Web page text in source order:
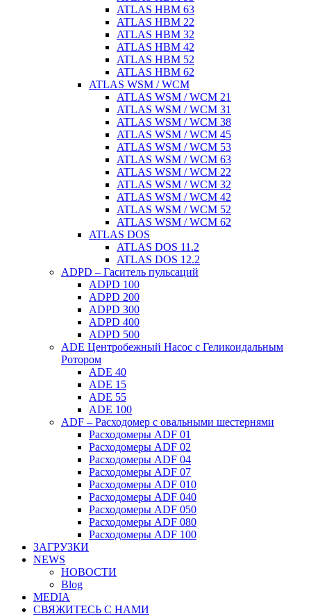
ATLAS HBM 63
ATLAS HBM 22
ATLAS HBM 32
ATLAS HBM 42
ATLAS HBM 52
ATLAS HBM 62
ATLAS WSM / WCM
ATLAS WSM / WCM 21
ATLAS WSM / WCM 31
ATLAS WSM / WCM 38
ATLAS WSM / WCM 45
ATLAS WSM / WCM 53
ATLAS WSM / WCM 63
ATLAS WSM / WCM 22
ATLAS WSM / WCM 32
ATLAS WSM / WCM 42
ATLAS WSM / WCM 52
ATLAS WSM / WCM 62
ATLAS DOS
ATLAS DOS 11.2
ATLAS DOS 12.2
ADPD – Гаситель пульсаций
ADPD 100
ADPD 200
ADPD 300
ADPD 400
ADPD 500
ADE Центробежный Насос с Геликоидальным
Ротором
ADE 40
ADE 15
ADE 55
ADE 100
ADF – Расходомер с овальными шестернями
Расходомеры ADF 01
Расходомеры ADF 02
Расходомеры ADF 04
Расходомеры ADF 07
Расходомеры ADF 010
Расходомеры ADF 040
Расходомеры ADF 050
Расходомеры ADF 080
Расходомеры ADF 100
ЗАГРУЗКИ
NEWS
НОВОСТИ
Blog
MEDIA
СВЯЖИТЕСЬ С НАМИ